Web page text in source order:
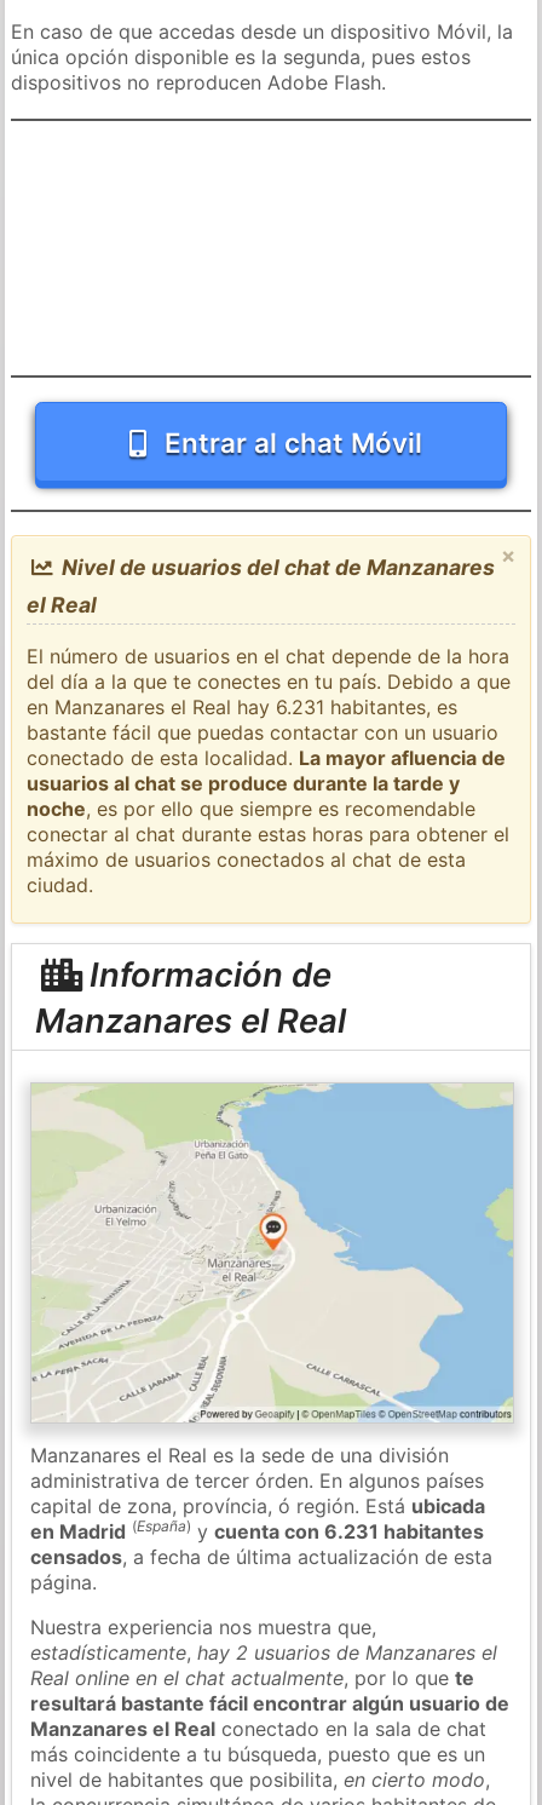
En caso de que accedas desde un dispositivo Móvil, la
única opción disponible es la segunda, pues estos
dispositivos no reproducen Adobe Flash.
Entrar al chat Móvil
×
Nivel de usuarios del chat de Manzanares
el Real
El número de usuarios en el chat depende de la hora
del día a la que te conectes en tu país. Debido a que
en Manzanares el Real hay 6.231 habitantes, es
bastante fácil que puedas contactar con un usuario
conectado de esta localidad. La mayor afluencia de
usuarios al chat se produce durante la tarde y
noche, es por ello que siempre es recomendable
conectar al chat durante estas horas para obtener el
máximo de usuarios conectados al chat de esta
ciudad.
Información de
Manzanares el Real
Manzanares el Real es la sede de una división
administrativa de tercer órden. En algunos países
capital de zona, província, ó región. Está ubicada
en Madrid (España) ycuenta con 6.231 habitantes
censados, a fecha de última actualización de esta
página.
Nuestra experiencia nos muestra que,
estadísticamente,hay 2 usuarios de Manzanares el
Real online en el chat actualmente, por lo quete
resultará bastante fácil encontrar algún usuario de
Manzanares el Real conectado en la sala de chat
más coincidente a tu búsqueda, puesto que es un
nivel de habitantes que posibilita,en cierto modo,